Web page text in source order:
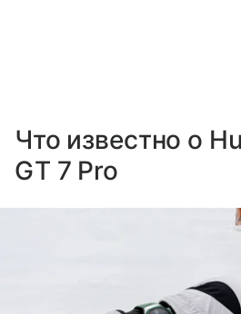
Что известно о
GT 7 Pro